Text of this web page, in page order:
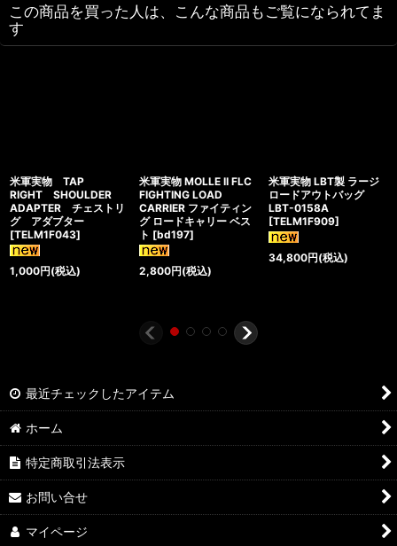
この商品を買った人は、こんな商品もご覧になられてま
す
米軍実物 TAP
RIGHT SHOULDER
ADAPTER チェストリ
グ アダブター
[TELM1F043]
1,000円(税込)
米軍実物 MOLLE II FLC
FIGHTING LOAD
CARRIER ファイティン
グ ロードキャリー ベス
ト [bd197]
2,800円(税込)
米軍実物 LBT製 ラージ
ロードアウトバッグ
LBT-0158A
[TELM1F909]
34,800円(税込)
最近チェックしたアイテム
ホーム
特定商取引法表示
お問い合せ
マイページ